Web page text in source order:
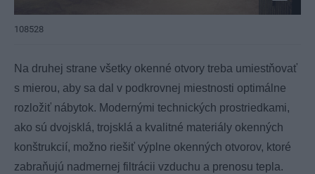
108528
Na druhej strane všetky okenné otvory treba umiestňovať
s mierou, aby sa dal v podkrovnej miestnosti optimálne
rozložiť nábytok. Modernými technických prostriedkami,
ako sú dvojsklá, trojsklá a kvalitné materiály okenných
konštrukcií, možno riešiť výplne okenných otvorov, ktoré
zabraňujú nadmernej filtrácii vzduchu a prenosu tepla.